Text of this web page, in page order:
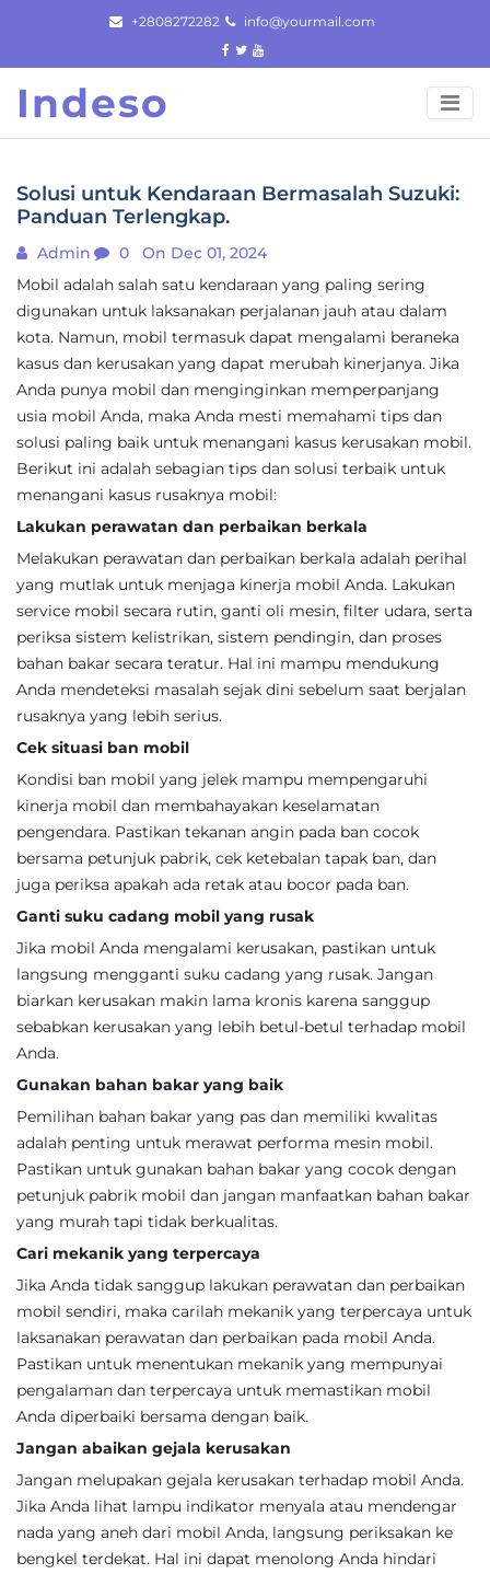
content
+2808272282 info@yourmail.com
Indeso
Solusi untuk Kendaraan Bermasalah Suzuki:
Panduan Terlengkap.
Admin 0
On Dec 01, 2024
Mobil adalah salah satu kendaraan yang paling sering
digunakan untuk laksanakan perjalanan jauh atau dalam
kota. Namun, mobil termasuk dapat mengalami beraneka
kasus dan kerusakan yang dapat merubah kinerjanya. Jika
Anda punya mobil dan menginginkan memperpanjang
usia mobil Anda, maka Anda mesti memahami tips dan
solusi paling baik untuk menangani kasus kerusakan mobil.
Berikut ini adalah sebagian tips dan solusi terbaik untuk
menangani kasus rusaknya mobil:
Lakukan perawatan dan perbaikan berkala
Melakukan perawatan dan perbaikan berkala adalah perihal
yang mutlak untuk menjaga kinerja mobil Anda. Lakukan
service mobil secara rutin, ganti oli mesin, filter udara, serta
periksa sistem kelistrikan, sistem pendingin, dan proses
bahan bakar secara teratur. Hal ini mampu mendukung
Anda mendeteksi masalah sejak dini sebelum saat berjalan
rusaknya yang lebih serius.
Cek situasi ban mobil
Kondisi ban mobil yang jelek mampu mempengaruhi
kinerja mobil dan membahayakan keselamatan
pengendara. Pastikan tekanan angin pada ban cocok
bersama petunjuk pabrik, cek ketebalan tapak ban, dan
juga periksa apakah ada retak atau bocor pada ban.
Ganti suku cadang mobil yang rusak
Jika mobil Anda mengalami kerusakan, pastikan untuk
langsung mengganti suku cadang yang rusak. Jangan
biarkan kerusakan makin lama kronis karena sanggup
sebabkan kerusakan yang lebih betul-betul terhadap mobil
Anda.
Gunakan bahan bakar yang baik
Pemilihan bahan bakar yang pas dan memiliki kwalitas
adalah penting untuk merawat performa mesin mobil.
Pastikan untuk gunakan bahan bakar yang cocok dengan
petunjuk pabrik mobil dan jangan manfaatkan bahan bakar
yang murah tapi tidak berkualitas.
Cari mekanik yang terpercaya
Jika Anda tidak sanggup lakukan perawatan dan perbaikan
mobil sendiri, maka carilah mekanik yang terpercaya untuk
laksanakan perawatan dan perbaikan pada mobil Anda.
Pastikan untuk menentukan mekanik yang mempunyai
pengalaman dan terpercaya untuk memastikan mobil
Anda diperbaiki bersama dengan baik.
Jangan abaikan gejala kerusakan
Jangan melupakan gejala kerusakan terhadap mobil Anda.
Jika Anda lihat lampu indikator menyala atau mendengar
nada yang aneh dari mobil Anda, langsung periksakan ke
bengkel terdekat. Hal ini dapat menolong Anda hindari